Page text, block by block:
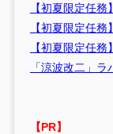
【初夏限定任
【初夏限定任
【初夏限定任
「涼波改二」ラ
【PR】